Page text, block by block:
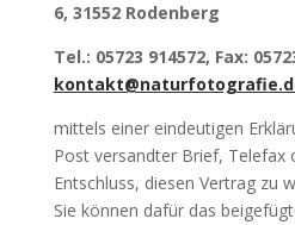
6, 31552 Rodenberg
Tel.: 05723 914572, Fax:
mittels einer eindeutigen
Post versandter Brief, Telefax
Entschluss, diesen Vertrag zu
Sie können dafür das